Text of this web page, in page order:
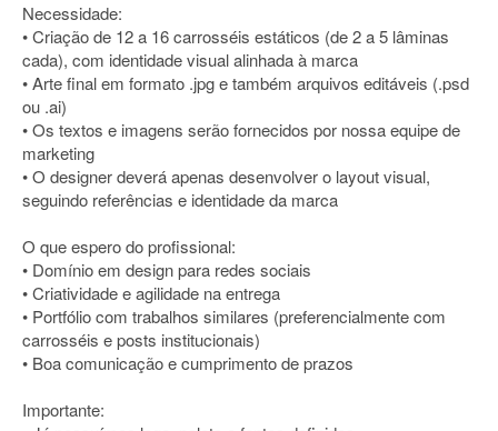
Necessidade:
• Criação de 12 a 16 carrosséis estáticos (de 2 a 5 lâminas
cada), com identidade visual alinhada à marca
• Arte final em formato .jpg e também arquivos editáveis (.psd
ou .ai)
• Os textos e imagens serão fornecidos por nossa equipe de
marketing
• O designer deverá apenas desenvolver o layout visual,
seguindo referências e identidade da marca
O que espero do profissional:
• Domínio em design para redes sociais
• Criatividade e agilidade na entrega
• Portfólio com trabalhos similares (preferencialmente com
carrosséis e posts institucionais)
• Boa comunicação e cumprimento de prazos
Importante: